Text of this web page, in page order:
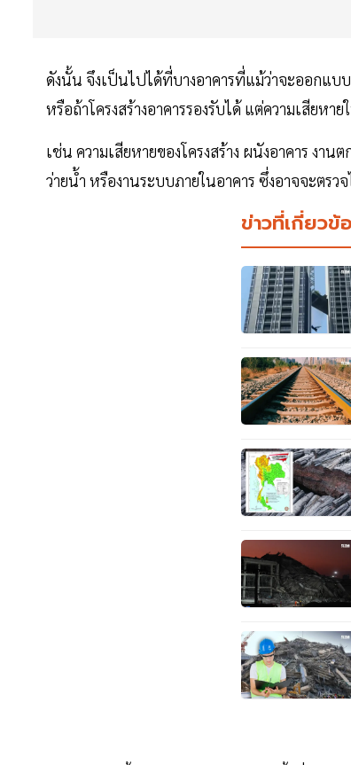
ดังนั้น จึงเป็นไปได้ที่บางอาคารที่แม้ว่าจะออกแบ
หรือถ้าโครงสร้างอาคารรองรับได้ แต่ความเสี
เช่น ความเสียหายของโครงสร้าง ผนังอาคาร งา
ว่ายน้ำ หรืองานระบบภายในอาคาร ซึ่งอาจจะต
ข่าวที่เกี่ยวข้